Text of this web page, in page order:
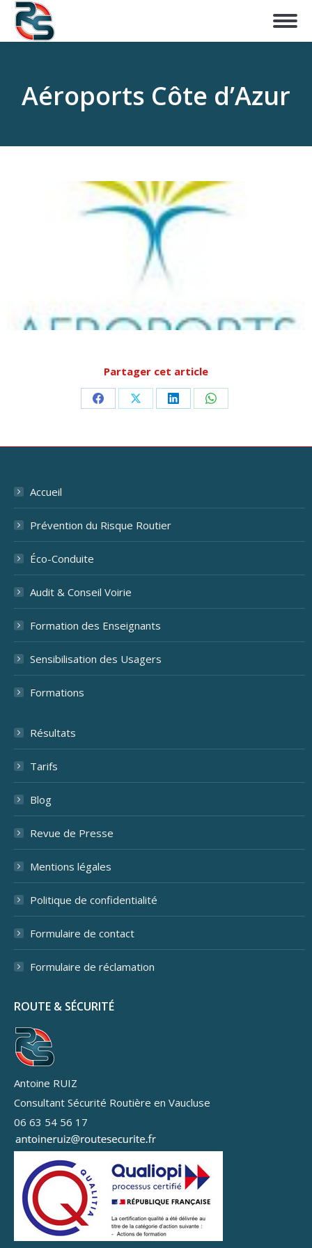
Aéroports Côte d’Azur
Partager cet article
Partager
Facebook
Partager
X
Partager
LinkedIn
Partager
WhatsApp
Accueil
Prévention du Risque Routier
Éco-Conduite
Audit & Conseil Voirie
Formation des Enseignants
Sensibilisation des Usagers
Formations
Résultats
Tarifs
Blog
Revue de Presse
Mentions légales
Politique de confidentialité
Formulaire de contact
Formulaire de réclamation
ROUTE & SÉCURITÉ
Antoine RUIZ
Consultant Sécurité Routière en Vaucluse
06 63 54 56 17